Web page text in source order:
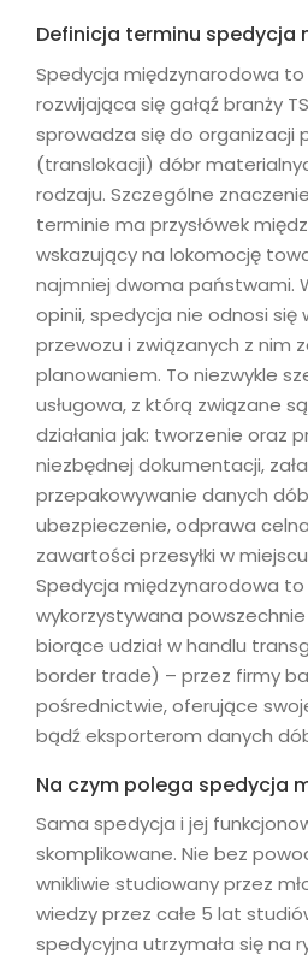
Definicja terminu spedycja
Spedycja międzynarodowa
rozwijająca się gałąź branży
sprowadza się do organizacji
(translokacji) dóbr
rodzaju. Szczególne
terminie ma przysłówek
wskazujący na lokomocję
najmniej dwoma państwami.
opinii, spedycja nie odnosi się
przewozu i związanych z nim
planowaniem. To niezwykle
usługowa, z którą związane
działania jak: tworzenie oraz
niezbędnej dokumentacji,
przepakowywanie danych
ubezpieczenie, odprawa
zawartości przesyłki w
Spedycja międzynarodowa to
wykorzystywana
biorące udział w handlu
border trade) – przez firmy
pośrednictwie, oferujące
bądź eksporterom danych
Na czym polega spedycja
Sama spedycja i jej
skomplikowane. Nie bez
wnikliwie studiowany przez
wiedzy przez całe 5 lat
spedycyjna utrzymała się na